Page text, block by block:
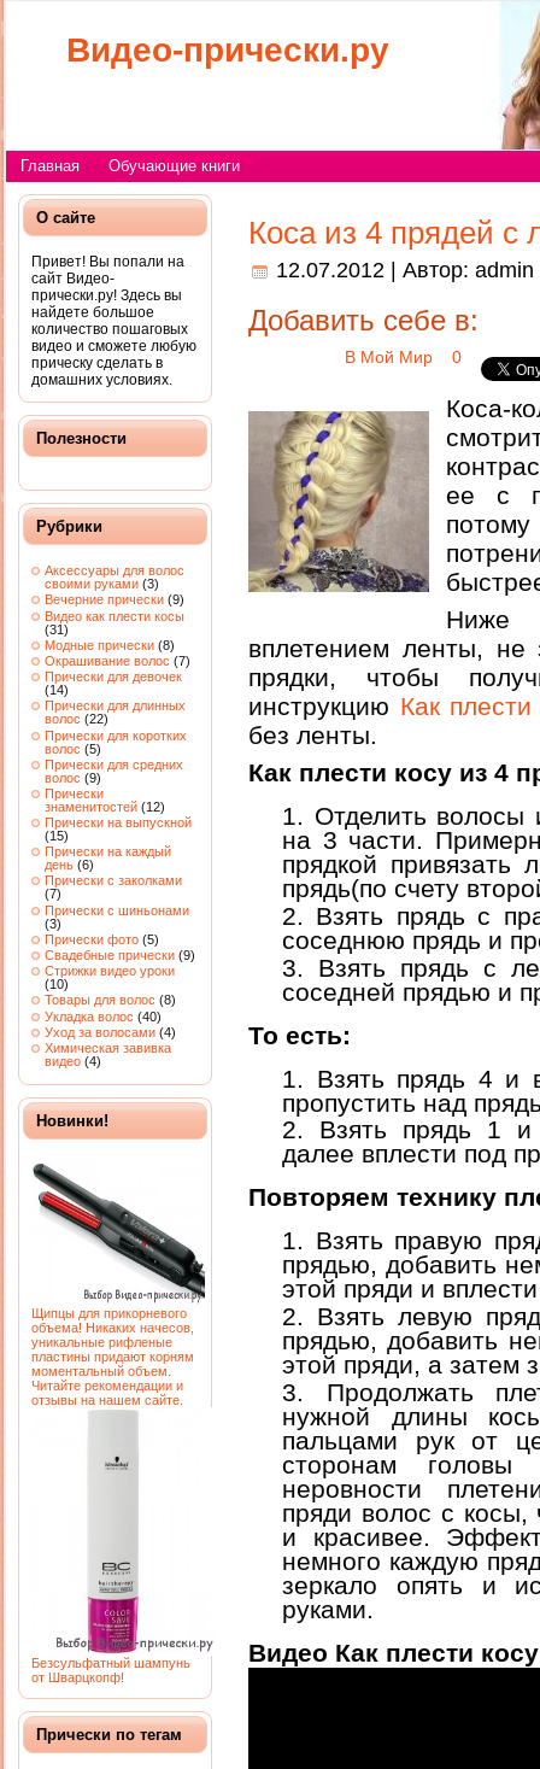
Видео-прически.ру
Главная Обучающие книги
О сайте
Привет! Вы попали на
сайт Видео-
прически.ру! Здесь вы
найдете большое
количество пошаговых
видео и сможете любую
прическу сделать в
домашних условиях.
Полезности
Рубрики
Аксессуары для волос
своими руками (3)
Вечерние прически (9)
Видео как плести косы
(31)
Модные прически (8)
Окрашивание волос (7)
Прически для девочек
(14)
Прически для длинных
волос (22)
Прически для коротких
волос (5)
Прически для средних
волос (9)
Прически
знаменитостей (12)
Прически на выпускной
(15)
Прически на каждый
день (6)
Прически с заколками
(7)
Прически с шиньонами
(3)
Прически фото (5)
Свадебные прически (9)
Стрижки видео уроки
(10)
Товары для волос (8)
Укладка волос (40)
Уход за волосами (4)
Химическая завивка
видео (4)
Новинки!
Щипцы для прикорневого
объема! Никаких начесов,
уникальные рифленые
пластины придают корням
моментальный объем.
Читайте рекомендации и
отзывы на нашем сайте.
Безсульфатный шампунь
от Шварцкопф!
Прически по тегам
Коса из 4 прядей с
12.07.2012 | Автор: admin
Добавить себе в:
В Мой Мир 0
Коса-
ее с
Ниже
вплетением ленты, не
прядки, чтобы
инструкцию Как
без ленты.
Как плести косу из 4
Отделить волосы
на 3 части.
прядкой привязать
прядь(по счету
Взять прядь с
соседнюю прядь и
Взять прядь с
соседней прядью и
То есть:
Взять прядь 4 и
пропустить над
Взять прядь 1
далее вплести под
Повторяем технику
Взять правую
прядью, добавить
этой пряди и
Взять левую
прядью, добавить
этой пряди, а затем
Продолжать
нужной длины
пальцами рук от
сторонам
неровности
пряди волос с
и красивее.
немного каждую
зеркало опять и
руками.
Видео Как плести